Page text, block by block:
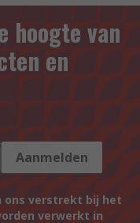
hoogte van
en
Aanmelden
ons verstrekt bij het
verwerkt in